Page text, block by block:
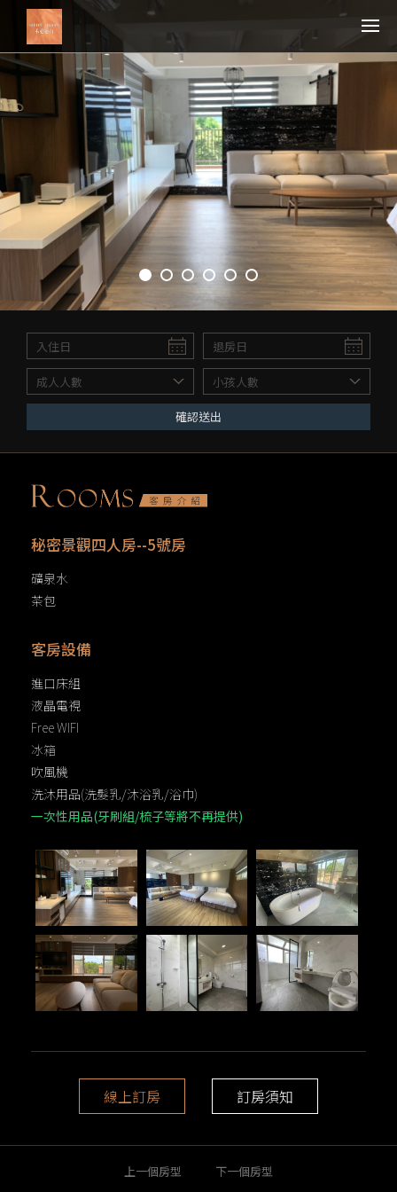
確認送出
秘密景觀四人房--5號房
礦泉水
茶包
客房設備
進口床組
液晶電視
Free WIFI
冰箱
吹風機
洗沐用品(洗髮乳/沐浴乳/浴巾)
一次性用品(牙刷組/梳子等將不再提供)
線上訂房 訂房須知
上一個房型 下一個房型